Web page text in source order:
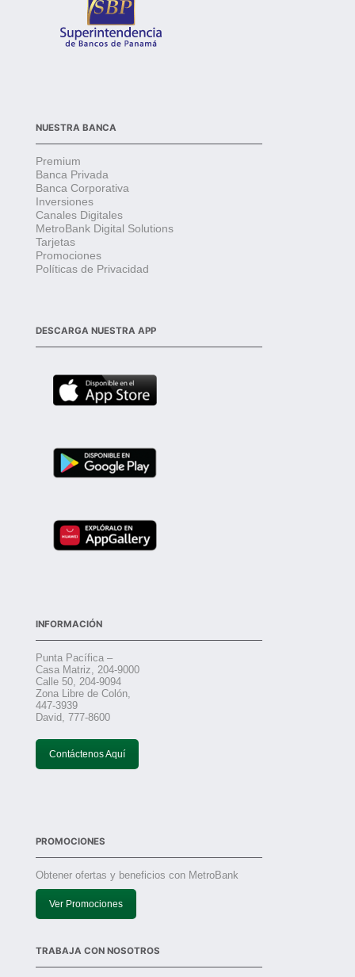
NUESTRA BANCA
Premium
Banca Privada
Banca Corporativa
Inversiones
Canales Digitales
MetroBank Digital Solutions
Tarjetas
Promociones
Políticas de Privacidad
DESCARGA NUESTRA APP
INFORMACIÓN
Punta Pacífica –
Casa Matriz, 204-9000
Calle 50, 204-9094
Zona Libre de Colón,
447-3939
David, 777-8600
Contáctenos Aquí
PROMOCIONES
Obtener ofertas y beneficios con MetroBank
Ver Promociones
TRABAJA CON NOSOTROS